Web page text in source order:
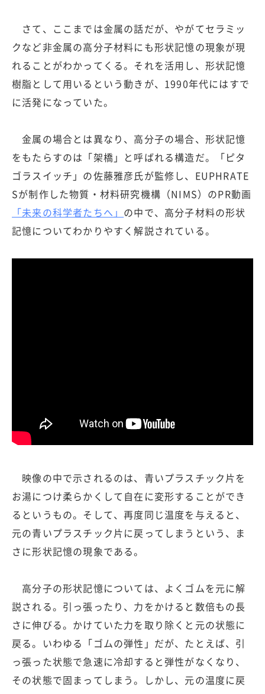
さて、ここまでは金属の話だが、やがてセラミッ
クなど非金属の高分子材料にも形状記憶の現象が現
れることがわかってくる。それを活用し、形状記憶
樹脂として用いるという動きが、1990年代にはすで
に活発になっていた。
金属の場合とは異なり、高分子の場合、形状記憶
をもたらすのは「架橋」と呼ばれる構造だ。「ピタ
ゴラスイッチ」の佐藤雅彦氏が監修し、EUPHRATE
Sが制作した物質・材料研究機構（NIMS）のPR動画
「未来の科学者たちへ」 の中で、高分子材料の形状
記憶についてわかりやすく解説されている。
映像の中で示されるのは、青いプラスチック片を
お湯につけ柔らかくして自在に変形することができ
るというもの。そして、再度同じ温度を与えると、
元の青いプラスチック片に戻ってしまうという、ま
さに形状記憶の現象である。
高分子の形状記憶については、よくゴムを元に解
説される。引っ張ったり、力をかけると数倍もの長
さに伸びる。かけていた力を取り除くと元の状態に
戻る。いわゆる「ゴムの弾性」だが、たとえば、引
っ張った状態で急速に冷却すると弾性がなくなり、
その状態で固まってしまう。しかし、元の温度に戻